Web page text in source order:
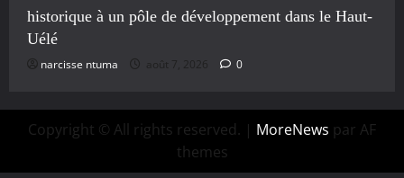
historique à un pôle de développement dans le Haut-
Uélé
narcisse ntuma août 7, 2026 0
Copyright © All rights reserved. | MoreNews par AF
themes